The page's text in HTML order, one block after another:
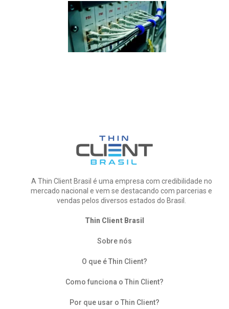
A Thin Client Brasil é uma empresa com credibilidade no
mercado nacional e vem se destacando com parcerias e
vendas pelos diversos estados do Brasil.
Thin Client Brasil
Sobre nós
O que é Thin Client?
Como funciona o Thin Client?
Por que usar o Thin Client?